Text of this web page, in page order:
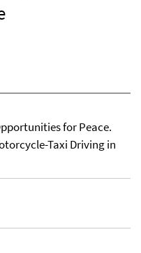
for Peace.
Taxi Driving in